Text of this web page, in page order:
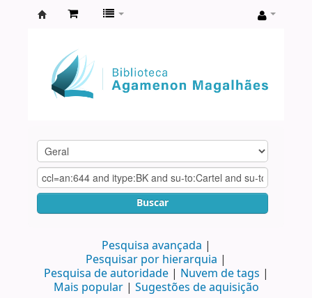
Agamenon
Magalhães
Buscar
Pesquisa avançada
Pesquisar por hierarquia
Pesquisa de autoridade
Nuvem de tags
Mais popular
Sugestões de aquisição